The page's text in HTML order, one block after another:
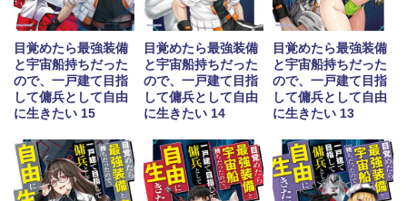
目覚めたら最強装備
と宇宙船持ちだった
ので、一戸建て目指
して傭兵として自由
に生きたい 15
目覚めたら最強装備
と宇宙船持ちだった
ので、一戸建て目指
して傭兵として自由
に生きたい 14
目覚めたら最強装備
と宇宙船持ちだった
ので、一戸建て目指
して傭兵として自由
に生きたい 13